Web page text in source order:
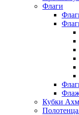
Флаги
Кубки